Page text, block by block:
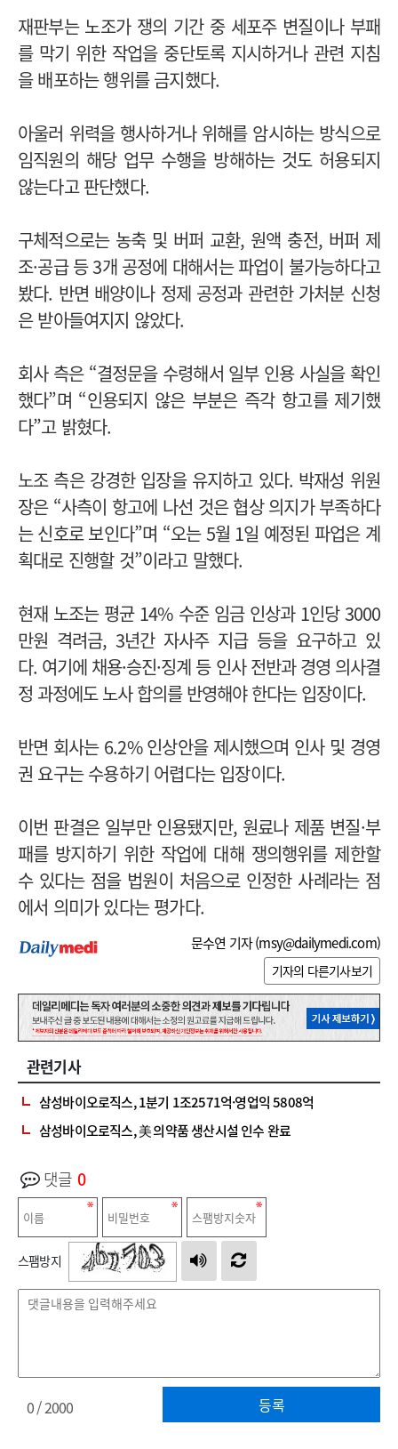
재판부는 노조가 쟁의 기간 중 세포주 변질이나 부패
를 막기 위한 작업을 중단토록 지시하거나 관련 지침
을 배포하는 행위를 금지했다.
아울러 위력을 행사하거나 위해를 암시하는 방식으로
임직원의 해당 업무 수행을 방해하는 것도 허용되지
않는다고 판단했다.
구체적으로는 농축 및 버퍼 교환, 원액 충전, 버퍼 제
조·공급 등 3개 공정에 대해서는 파업이 불가능하다고
봤다. 반면 배양이나 정제 공정과 관련한 가처분 신청
은 받아들여지지 않았다.
회사 측은 “결정문을 수령해서 일부 인용 사실을 확인
했다”며 “인용되지 않은 부분은 즉각 항고를 제기했
다”고 밝혔다.
노조 측은 강경한 입장을 유지하고 있다. 박재성 위원
장은 “사측이 항고에 나선 것은 협상 의지가 부족하다
는 신호로 보인다”며 “오는 5월 1일 예정된 파업은 계
획대로 진행할 것”이라고 말했다.
현재 노조는 평균 14% 수준 임금 인상과 1인당 3000
만원 격려금, 3년간 자사주 지급 등을 요구하고 있
다. 여기에 채용·승진·징계 등 인사 전반과 경영 의사결
정 과정에도 노사 합의를 반영해야 한다는 입장이다.
반면 회사는 6.2% 인상안을 제시했으며 인사 및 경영
권 요구는 수용하기 어렵다는 입장이다.
이번 판결은 일부만 인용됐지만, 원료나 제품 변질·부
패를 방지하기 위한 작업에 대해 쟁의행위를 제한할
수 있다는 점을 법원이 처음으로 인정한 사례라는 점
에서 의미가 있다는 평가다.
문수연 기자 (msy@dailymedi.com)
기자의 다른기사보기
관련기사
삼성바이오로직스, 1분기 1조2571억·영업익 5808억
삼성바이오로직스, 美 의약품 생산시설 인수 완료
댓글 0
스팸방지
등록
0/ 2000